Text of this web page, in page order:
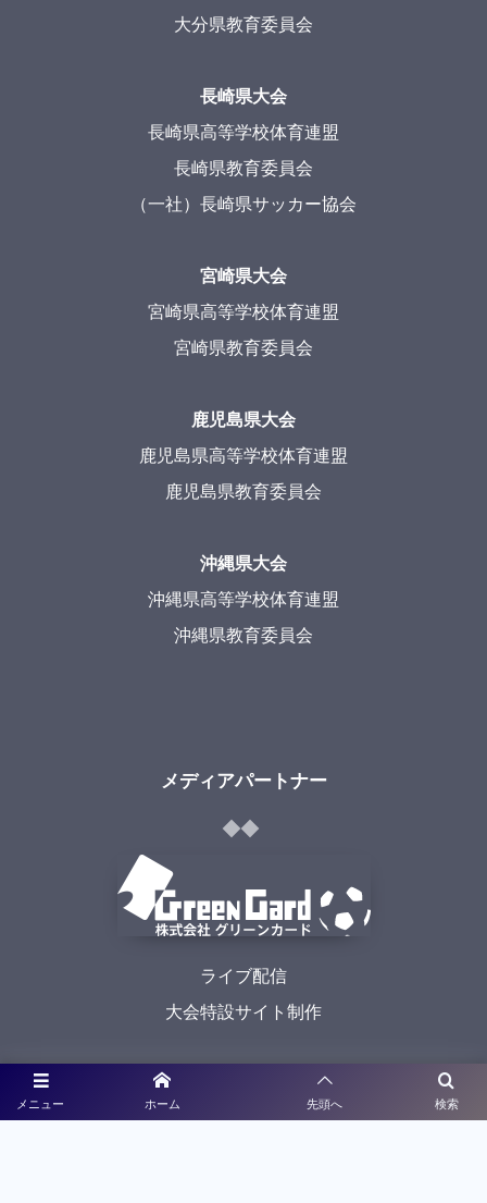
メニュー 検索
ホーム 先頭へ
大分県教育委員会
長崎県大会
長崎県高等学校体育連盟
長崎県教育委員会
（一社）長崎県サッカー協会
宮崎県大会
宮崎県高等学校体育連盟
宮崎県教育委員会
鹿児島県大会
鹿児島県高等学校体育連盟
鹿児島県教育委員会
沖縄県大会
沖縄県高等学校体育連盟
沖縄県教育委員会
メディアパートナー
ライブ配信
大会特設サイト制作